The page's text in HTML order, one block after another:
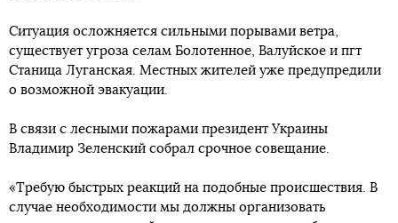
Ситуация осложняется сильными порывами ветра,
существует угроза селам Болотенное, Валуйское и пгт
Станица Луганская. Местных жителей уже предупредили
о возможной эвакуации.
В связи с лесными пожарами президент Украины
Владимир Зеленский собрал срочное совещание.
«Требую быстрых реакций на подобные происшествия. В
случае необходимости мы должны организовать